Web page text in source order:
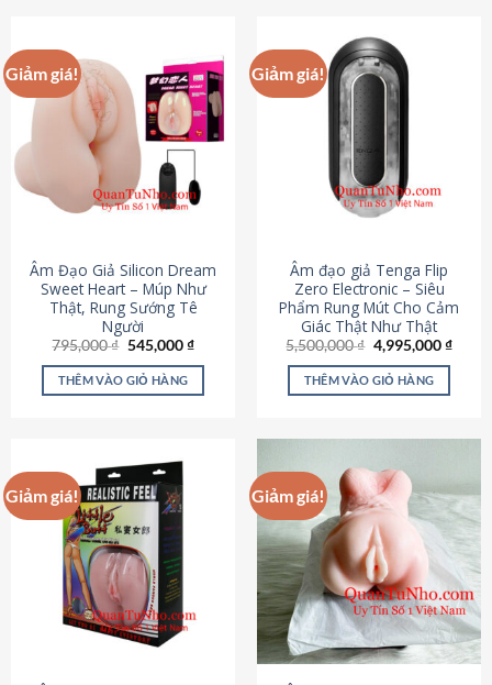
Giảm giá!
Âm Đạo Giả Silicon Dream
Sweet Heart – Múp Như
Thật, Rung Sướng Tê
Người
795,000₫ Giá
là:
795,000 ₫.
545,000₫Giá
tại
545,000 ₫.
THÊM VÀO GIỎ HÀNG
Giảm giá!
Âm đạo giả Tenga Flip
Zero Electronic – Siêu
Phẩm Rung Mút Cho Cảm
Giác Thật Như Thật
5,500,000₫ Giá
gốc
là:
5,500,000 ₫.
4,995,000₫Giá
THÊM VÀO GIỎ HÀNG
Giảm giá! Giảm giá!